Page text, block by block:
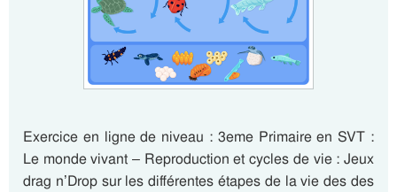
Exercice en ligne de niveau : 3eme Primaire en SVT :
Le monde vivant – Reproduction et cycles de vie : Jeux
drag n’Drop sur les différentes étapes de la vie des des